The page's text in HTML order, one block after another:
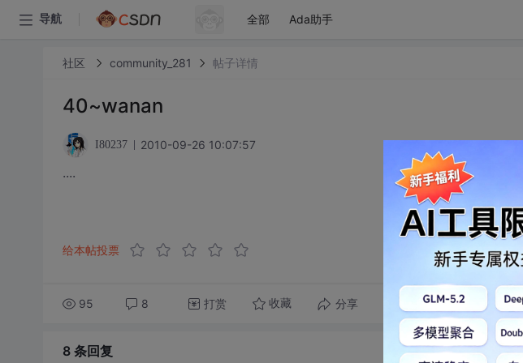
导航 全部 Ada助手
社区 community_281 帖子详情
40~wanan
I80237 2010-09-26 10:07:57
····
给本帖投票
95 8 打赏 收藏 分享 转发到动态 举报
8 条回复